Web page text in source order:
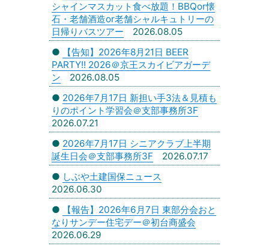
シャインマスカット食べ放題！BBQor懐
石・老舗酒造or老舗シャルキュトリーの
日帰りバスツアー
2026.08.05
●
【告知】2026年8月21日 BEER
PARTY!! 2026＠京王スカイビアガーデ
ン
2026.08.05
● 2026年7月17日 新担い手3法＆見積も
りのポイント学習会＠支部事務所3F
2026.07.21
● 2026年7月17日 シニアクラブ上半期
誕生日会＠支部事務所3F
2026.07.17
● しぶや土建国保ニュース
2026.06.30
●
【報告】2026年6月7日 東部分会おと
なりサンデー住宅デー＠初台商盛会
2026.06.29